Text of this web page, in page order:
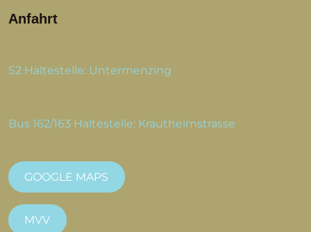
Anfahrt
S2 Haltestelle: Untermenzing
Bus 162/163 Haltestelle: Krautheimstrasse
GOOGLE MAPS
MVV